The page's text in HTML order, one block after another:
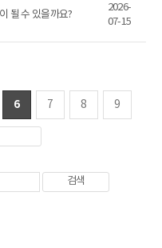
될 수 있을까요?
2026-
07-15
6 7 8 9